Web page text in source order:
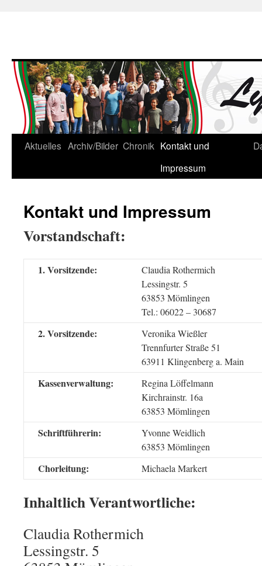
Skip
Aktuelles Archiv/Bilder Chronik Kontakt und
Impressum
Kontakt und Impressum
Vorstandschaft:
1. Vorsitzende:
Claudia Rothermich
Lessingstr. 5
63853 Mömlingen
Tel.: 06022 – 30687
2. Vorsitzende:
Veronika Wießler
Trennfurter Straße 51
63911 Klingenberg a. Main
Kassenverwaltung:
Regina Löffelmann
Kirchrainstr. 16a
63853 Mömlingen
Schriftführerin:
Yvonne Weidlich
63853 Mömlingen
Chorleitung: Michaela Markert
Inhaltlich Verantwortliche:
Claudia Rothermich
Lessingstr. 5